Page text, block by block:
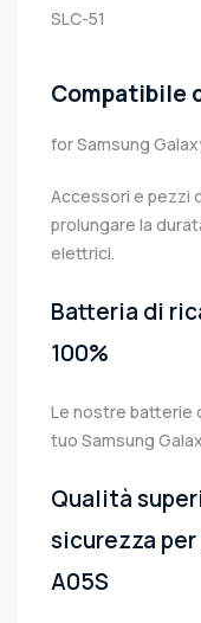
SLC-51
Compatibile
for Samsung
Accessori e pezzi
prolungare la
elettrici.
Batteria di
100%
Le nostre batterie
tuo Samsung
Qualità
sicurezza per
A05S